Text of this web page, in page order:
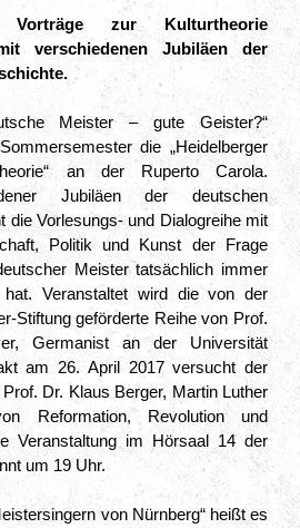
Vorträge zur Kulturtheorie
verschiedenen Jubiläen der
Meister – gute Geister?“
die „Heidelberger
an der Ruperto Carola.
Jubiläen der deutschen
die Vorlesungs- und Dialogreihe mit
Politik und Kunst der Frage
Meister tatsächlich immer
Veranstaltet wird die von der
Stiftung geförderte Reihe von Prof.
Germanist an der Universität
am 26. April 2017 versucht der
Dr. Klaus Berger, Martin Luther
Reformation, Revolution und
Veranstaltung im Hörsaal 14 der
um 19 Uhr.
von Nürnberg“ heißt es